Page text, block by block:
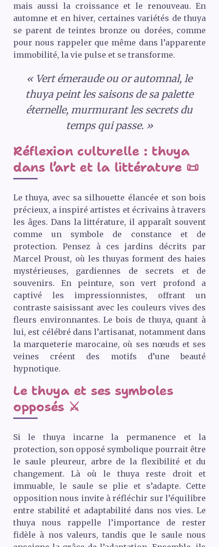
mais aussi la croissance et le renouveau. En
automne et en hiver, certaines variétés de thuya
se parent de teintes bronze ou dorées, comme
pour nous rappeler que même dans l’apparente
immobilité, la vie pulse et se transforme.
« Vert émeraude ou or automnal, le
thuya peint les saisons de sa palette
éternelle, murmurant les secrets du
temps qui passe. »
Réflexion culturelle : thuya
dans l’art et la littérature 📜
Le thuya, avec sa silhouette élancée et son bois
précieux, a inspiré artistes et écrivains à travers
les âges. Dans la littérature, il apparaît souvent
comme un symbole de constance et de
protection. Pensez à ces jardins décrits par
Marcel Proust, où les thuyas forment des haies
mystérieuses, gardiennes de secrets et de
souvenirs. En peinture, son vert profond a
captivé les impressionnistes, offrant un
contraste saisissant avec les couleurs vives des
fleurs environnantes. Le bois de thuya, quant à
lui, est célébré dans l’artisanat, notamment dans
la marqueterie marocaine, où ses nœuds et ses
veines créent des motifs d’une beauté
hypnotique.
Le thuya et ses symboles
opposés ⚔️
Si le thuya incarne la permanence et la
protection, son opposé symbolique pourrait être
le saule pleureur, arbre de la flexibilité et du
changement. Là où le thuya reste droit et
immuable, le saule se plie et s’adapte. Cette
opposition nous invite à réfléchir sur l’équilibre
entre stabilité et adaptabilité dans nos vies. Le
thuya nous rappelle l’importance de rester
fidèle à nos valeurs, tandis que le saule nous